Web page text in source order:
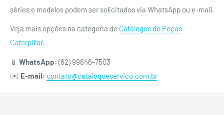
séries e modelos podem ser solicitados via WhatsApp ou e-mail.
Veja mais opções na categoria de Catálogos de Peças
Caterpillar.
📱 WhatsApp: (62) 99846-7503
✉️ E-mail: contato@catalogoeservico.com.br